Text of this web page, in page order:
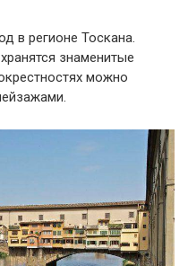
в регионе Тоскана.
знаменитые
можно